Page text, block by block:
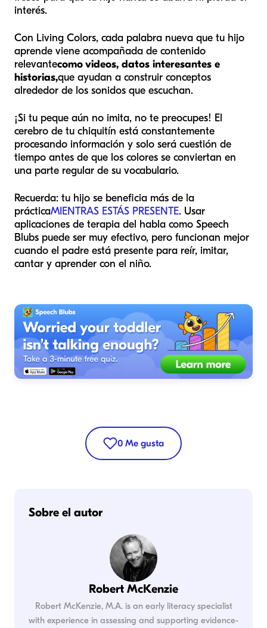
interés.
Con Living Colors, cada palabra nueva que tu hijo
aprende viene acompañada de contenido
relevantecomo videos, datos interesantes e
historias,que ayudan a construir conceptos
alrededor de los sonidos que escuchan.
¡Si tu peque aún no imita, no te preocupes! El
cerebro de tu chiquitín está constantemente
procesando información y solo será cuestión de
tiempo antes de que los colores se conviertan en
una parte regular de su vocabulario.
Recuerda: tu hijo se beneficia más de la
prácticaMIENTRAS ESTÁS PRESENTE. Usar
aplicaciones de terapia del habla como Speech
Blubs puede ser muy efectivo, pero funcionan mejor
cuando el padre está presente para reír, imitar,
cantar y aprender con el niño.
0 Me gusta
Sobre el autor
Robert McKenzie
Robert McKenzie, M.A. is an early literacy specialist
with experience in assessing and supporting evidence-